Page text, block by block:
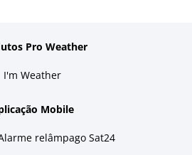
Pro Weather
I'm Weather
Mobile
relâmpago Sat24